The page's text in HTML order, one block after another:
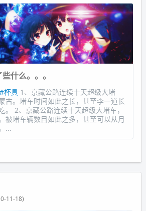
什么。。。
#杯具 1、京藏公路连续十天超级大堵
古。堵车时间如此之长，甚至李一道长
。 2、京藏公路连续十天超级大堵车，
被堵车辆数目如此之多，甚至可以从月
...
11-18)